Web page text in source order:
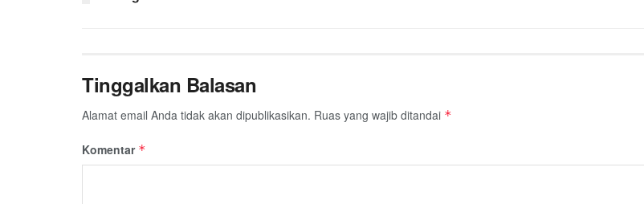
Tinggalkan Balasan
Alamat email Anda tidak akan dipublikasikan. Ruas yang wajib ditandai *
Komentar *